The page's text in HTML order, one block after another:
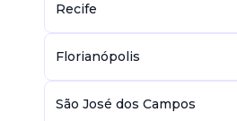
Recife
Florianópolis
São José dos Campos